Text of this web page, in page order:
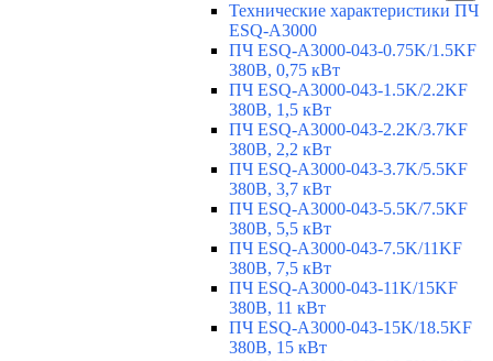
Технические характеристики ПЧ
ESQ-A3000
ПЧ ESQ-A3000-043-0.75K/1.5KF
380В, 0,75 кВт
ПЧ ESQ-A3000-043-1.5K/2.2KF
380В, 1,5 кВт
ПЧ ESQ-A3000-043-2.2K/3.7KF
380В, 2,2 кВт
ПЧ ESQ-A3000-043-3.7K/5.5KF
380В, 3,7 кВт
ПЧ ESQ-A3000-043-5.5K/7.5KF
380В, 5,5 кВт
ПЧ ESQ-A3000-043-7.5K/11KF
380В, 7,5 кВт
ПЧ ESQ-A3000-043-11K/15KF
380В, 11 кВт
ПЧ ESQ-A3000-043-15K/18.5KF
380В, 15 кВт